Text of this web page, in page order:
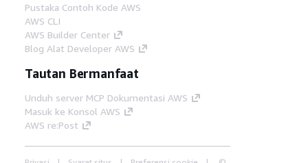
Pustaka Contoh Kode AWS
AWS CLI
AWS Builder Center
Blog Alat Developer AWS
Tautan Bermanfaat
Unduh server MCP Dokumentasi AWS
Masuk ke Konsol AWS
AWS re:Post